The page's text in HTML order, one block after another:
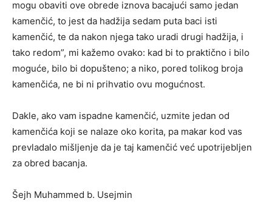
mogu obaviti ove obrede iznova bacajući samo jedan
kamenčić, to jest da hadžija sedam puta baci isti
kamenčić, te da nakon njega tako uradi drugi hadžija, i
tako redom”, mi kažemo ovako: kad bi to praktično i bilo
moguće, bilo bi dopušteno; a niko, pored tolikog broja
kamenčića, ne bi ni prihvatio ovu mogućnost.
Dakle, ako vam ispadne kamenčić, uzmite jedan od
kamenčića koji se nalaze oko korita, pa makar kod vas
prevladalo mišljenje da je taj kamenčić već upotrijebljen
za obred bacanja.
Šejh Muhammed b. Usejmin